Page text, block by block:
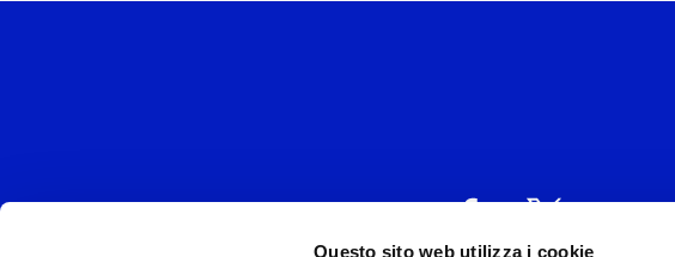
Questo sito web utilizza i cookie